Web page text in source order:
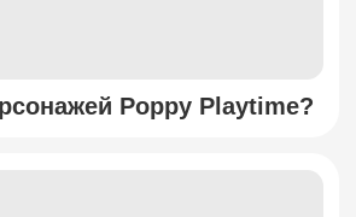
Poppy Playtime?